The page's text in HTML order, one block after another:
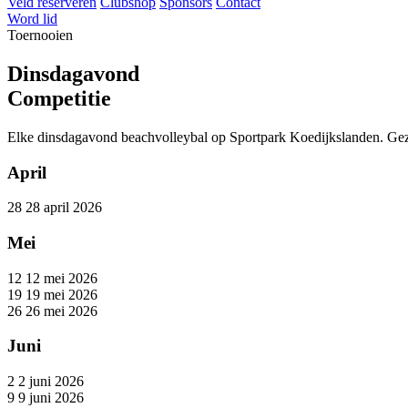
Word lid
Toernooien
Dinsdagavond
Competitie
Elke dinsdagavond beachvolleybal op Sportpark Koedijkslanden.
April
28 28 april 2026
Mei
12 12 mei 2026
19 19 mei 2026
26 26 mei 2026
Juni
2 2 juni 2026
9 9 juni 2026